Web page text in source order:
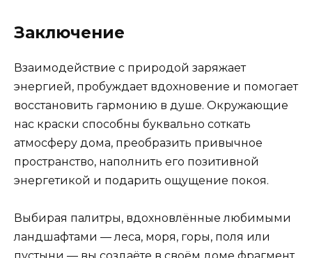
Заключение
Взаимодействие с природой заряжает
энергией, пробуждает вдохновение и помогает
восстановить гармонию в душе. Окружающие
нас краски способны буквально соткать
атмосферу дома, преобразить привычное
пространство, наполнить его позитивной
энергетикой и подарить ощущение покоя.
Выбирая палитры, вдохновлённые любимыми
ландшафтами — леса, моря, горы, поля или